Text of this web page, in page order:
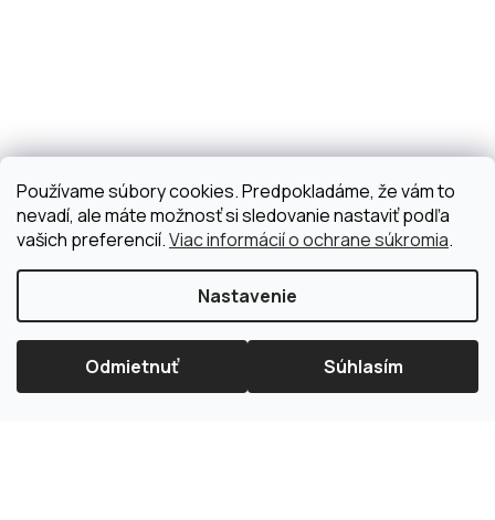
Používame súbory cookies. Predpokladáme, že vám to
nevadí, ale máte možnosť si sledovanie nastaviť podľa
vašich preferencií.Viac informácií o ochrane súkromia.
Nastavenie
Odmietnuť Súhlasím